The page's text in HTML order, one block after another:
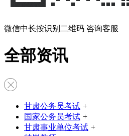
微信中长按识别二维码 咨询客服
全部资讯
甘肃公务员考试 +
国家公务员考试 +
甘肃事业单位考试 +